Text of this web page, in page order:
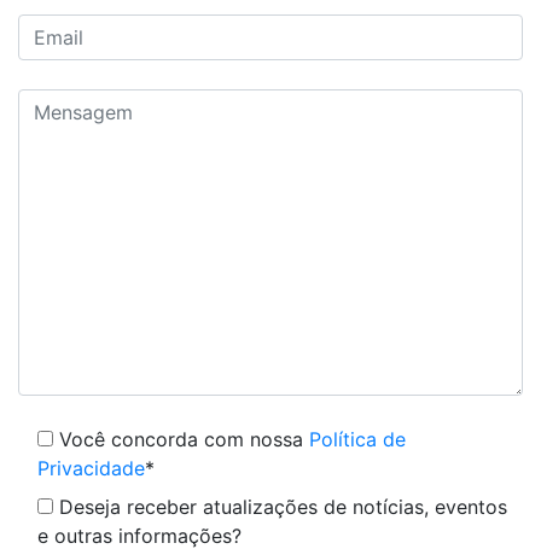
Você concorda com nossa Política de
Privacidade*
Deseja receber atualizações de notícias, eventos
e outras informações?